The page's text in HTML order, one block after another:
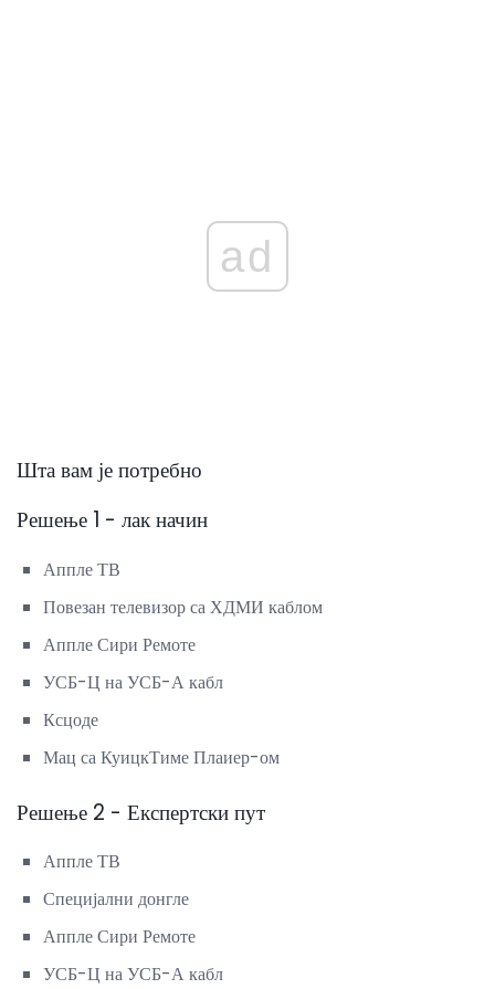
ad
Шта вам је потребно
Решење 1 - лак начин
Аппле ТВ
Повезан телевизор са ХДМИ каблом
Аппле Сири Ремоте
УСБ-Ц на УСБ-А кабл
Ксцоде
Мац са КуицкТиме Плаиер-ом
Решење 2 - Експертски пут
Аппле ТВ
Специјални донгле
Аппле Сири Ремоте
УСБ-Ц на УСБ-А кабл